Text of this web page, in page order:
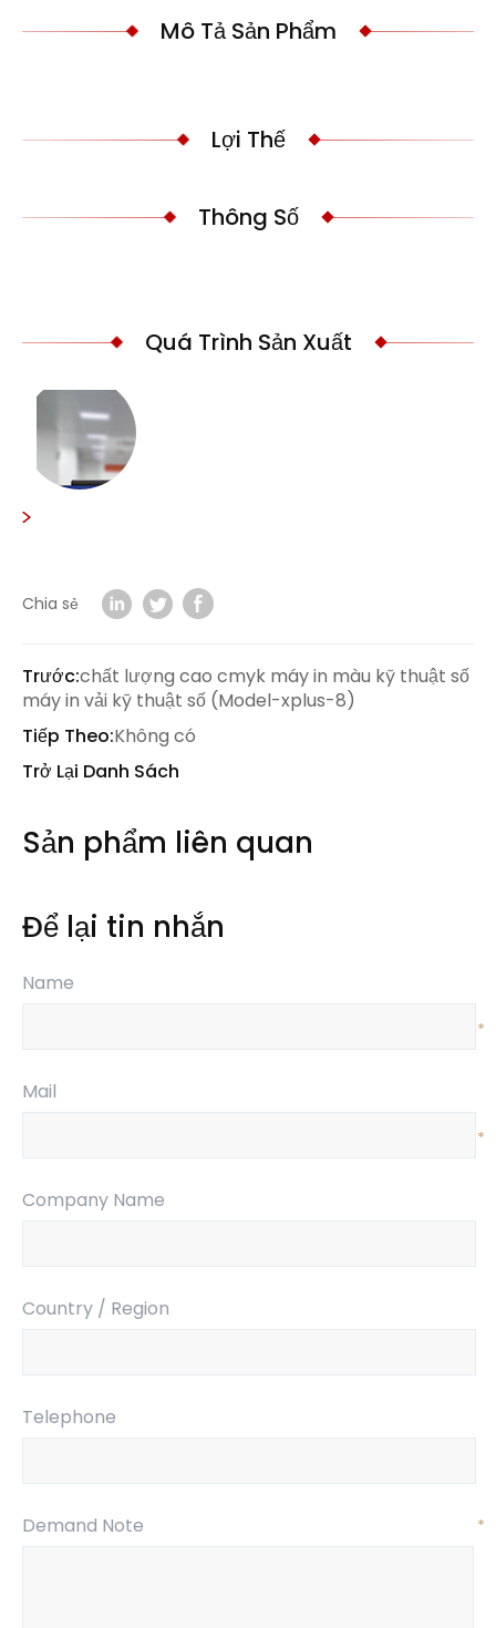
Mô Tả Sản Phẩm
Lợi Thế
Thông Số
Quá Trình Sản Xuất
Chia sẻ
Trước:chất lượng cao cmyk máy in màu kỹ thuật số
máy in vải kỹ thuật số (Model-xplus-8)
Tiếp Theo:Không có
Trở Lại Danh Sách
Sản phẩm liên quan
Để lại tin nhắn
Name
*
Mail
*
Company Name
Country / Region
Telephone
Demand Note *